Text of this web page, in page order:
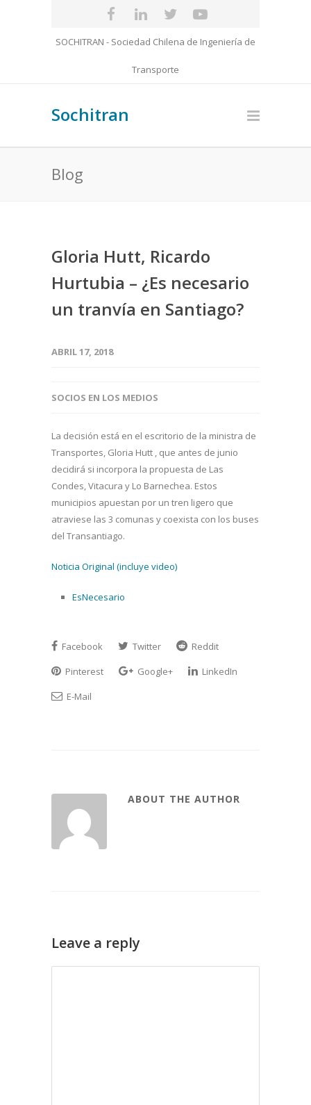
SOCHITRAN - Sociedad Chilena de Ingeniería de
Transporte
Sochitran
Blog
Gloria Hutt, Ricardo
Hurtubia – ¿Es necesario
un tranvía en Santiago?
ABRIL 17, 2018
SOCIOS EN LOS MEDIOS
La decisión está en el escritorio de la ministra de
Transportes, Gloria Hutt , que antes de junio
decidirá si incorpora la propuesta de Las
Condes, Vitacura y Lo Barnechea. Estos
municipios apuestan por un tren ligero que
atraviese las 3 comunas y coexista con los buses
del Transantiago.
Noticia Original (incluye video)
EsNecesario
Facebook Twitter
Reddit
Pinterest
Google+
LinkedIn
E-Mail
ABOUT THE AUTHOR
Leave a reply